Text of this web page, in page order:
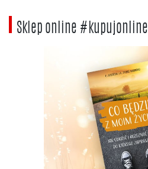
Sklep online #kupujonline